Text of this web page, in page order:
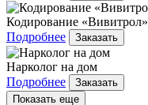
Кодирование «Вивитрол»
Подробнее
Заказать
Нарколог на дом
Подробнее
Заказать
Показать еще